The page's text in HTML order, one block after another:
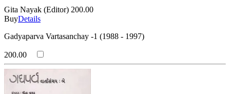
Gita Nayak (Editor) 200.00
BuyDetails
Gadyaparva Vartasanchay -1 (1988 - 1997)
200.00